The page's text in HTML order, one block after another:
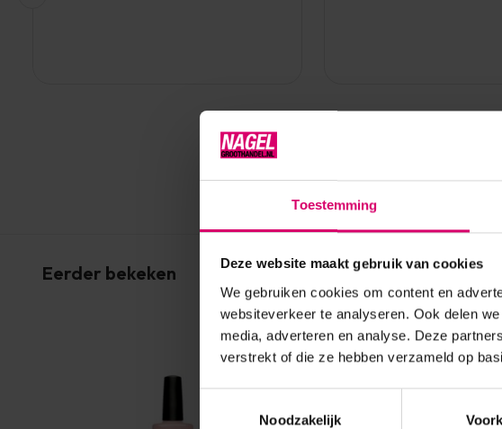
Toestemming
Deze website maakt gebruik van cookies
We gebruiken cookies om content en
websiteverkeer te analyseren. Ook delen
media, adverteren en analyse. Deze
verstrekt of die ze hebben verzameld op
Noodzakelijk
Eerder bekeken